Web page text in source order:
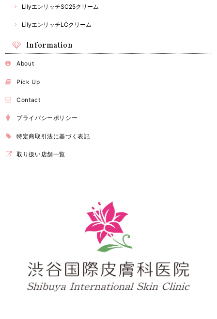
LilyエンリッチSC25クリーム
LilyエンリッチLCクリーム
Information
About
Pick Up
Contact
プライバシーポリシー
特定商取引法に基づく表記
取り扱い店舗一覧